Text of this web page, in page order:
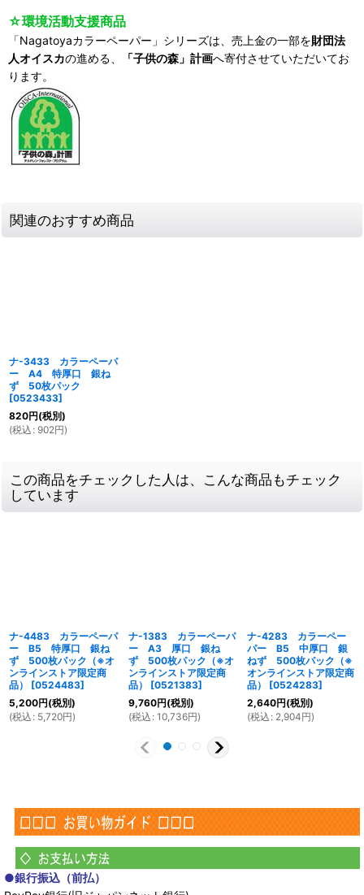
☆環境活動支援商品
「Nagatoyaカラーペーパー」シリーズは、売上金の一部を財団法
人オイスカの進める、 「子供の森」計画へ寄付させていただいてお
ります。
関連のおすすめ商品
ナ-3433 カラーペーパ
ー A4 特厚口 銀ね
ず 50枚パック
[0523433]
820円(税別)
(税込 : 902円)
この商品をチェックした人は、こんな商品もチェック
しています
ナ-4483 カラーペーパ
ー B5 特厚口 銀ね
ず 500枚パック（※オ
ンラインストア限定商
品）
[0524483]
5,200円(税別)
(税込 : 5,720円)
ナ-1383 カラーペーパ
ー A3 厚口 銀ね
ず 500枚パック（※オ
ンラインストア限定商
品）
[0521383]
9,760円(税別)
(税込 : 10,736円)
ナ-4283 カラーペー
パー B5 中厚口 銀
ねず 500枚パック（※
オンラインストア限定商
品）
[0524283]
2,640円(税別)
(税込 : 2,904円)
●銀行振込（前払）